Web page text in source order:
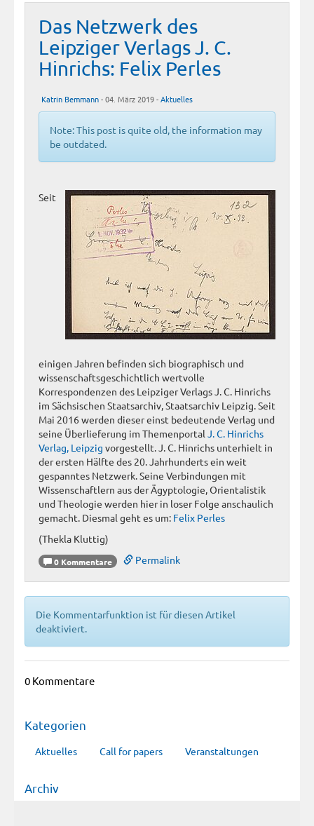
Das Netzwerk des
Leipziger Verlags J. C.
Hinrichs: Felix Perles
Katrin Bemmann- 04. März 2019 -Aktuelles
Note: This post is quite old, the information may
be outdated.
Seit
einigen Jahren befinden sich biographisch und
wissenschaftsgeschichtlich wertvolle
Korrespondenzen des Leipziger Verlags J. C. Hinrichs
im Sächsischen Staatsarchiv, Staatsarchiv Leipzig. Seit
Mai 2016 werden dieser einst bedeutende Verlag und
seine Überlieferung im Themenportal J. C. Hinrichs
Verlag, Leipzig vorgestellt. J. C. Hinrichs unterhielt in
der ersten Hälfte des 20. Jahrhunderts ein weit
gespanntes Netzwerk. Seine Verbindungen mit
Wissenschaftlern aus der Ägyptologie, Orientalistik
und Theologie werden hier in loser Folge anschaulich
gemacht. Diesmal geht es um: Felix Perles
(Thekla Kluttig)
0 Kommentare Permalink
Die Kommentarfunktion ist für diesen Artikel
deaktiviert.
0 Kommentare
Kategorien
Aktuelles Call for papers Veranstaltungen
Archiv